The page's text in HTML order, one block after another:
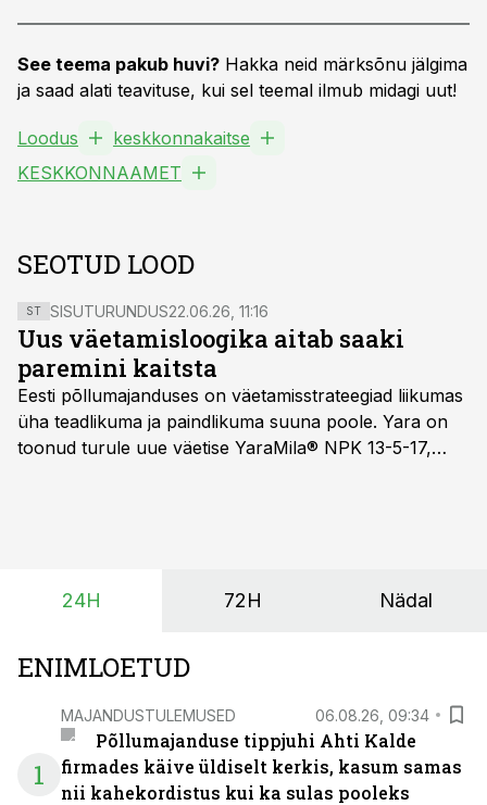
See teema pakub huvi? Hakka neid märksõnu jälgima
ja saad alati teavituse, kui sel teemal ilmub midagi uut!
Loodus
keskkonnakaitse
KESKKONNAAMET
SEOTUD LOOD
ST SISUTURUNDUS22.06.26, 11:16
Uus väetamisloogika aitab saaki
paremini kaitsta
Eesti põllumajanduses on väetamisstrateegiad liikumas
üha teadlikuma ja paindlikuma suuna poole. Yara on
toonud turule uue väetise YaraMila® NPK 13-5-17,
24H 72H Nädal
ENIMLOETUD
1
MAJANDUSTULEMUSED 06.08.26, 09:34
Põllumajanduse tippjuhi Ahti Kalde
firmades käive üldiselt kerkis, kasum samas
nii kahekordistus kui ka sulas pooleks